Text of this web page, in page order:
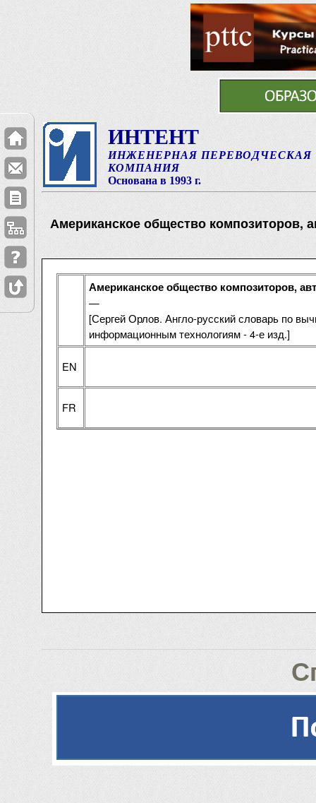
ИНТЕНТ
ИНЖЕНЕРНАЯ ПЕРЕВОДЧЕСКАЯ
КОМПАНИЯ
Основана в 1993 г.
Американское общество композиторов,
Американское общество композиторов,
—
[Сергей Орлов. Англо-русский словарь по
информационным технологиям - 4-е изд.]
EN
FR